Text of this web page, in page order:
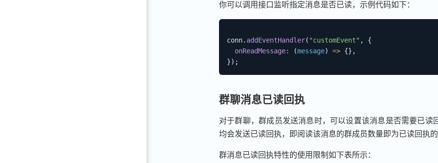
你可以调用接口监听指定消息是否已读，示例代码如下：
conn. addEventHandler( "customEvent" ,
{
onReadMessage: (message) => {} ,
}) ;
群聊消息已读回执
对于群聊，群成员发送消息时，可以设置该消息是否需要已
均会发送已读回执，即阅读该消息的群成员数量即为已读回执
群消息已读回执特性的使用限制如下表所示：